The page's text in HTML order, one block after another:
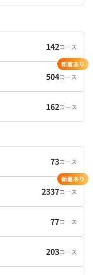
142コース
504コース
新着あり
162コース
73コース
2337コース
新着あり
77コース
203コース